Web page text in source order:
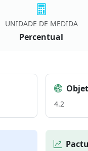
UNIDADE DE MEDIDA
Percentual
4.2